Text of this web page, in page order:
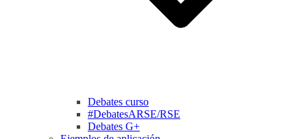
Debates curso
#DebatesARSE/RSE
Debates G+